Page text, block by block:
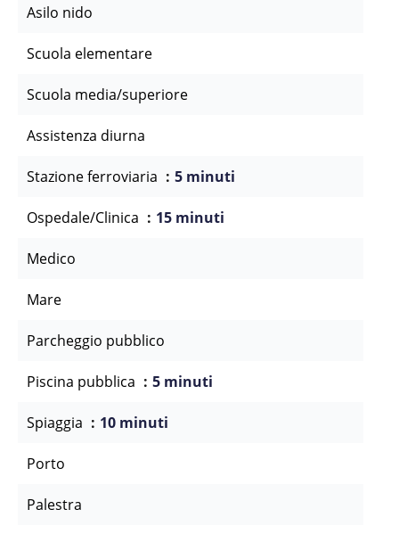
Asilo nido
Scuola elementare
Scuola media/superiore
Assistenza diurna
Stazione ferroviaria 5 minuti
Ospedale/Clinica 15 minuti
Medico
Mare
Parcheggio pubblico
Piscina pubblica 5 minuti
Spiaggia 10 minuti
Porto
Palestra